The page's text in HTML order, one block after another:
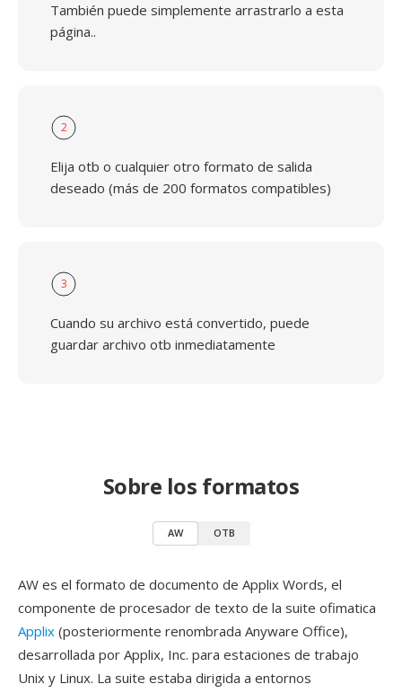
También puede simplemente arrastrarlo a esta
página..
2
Elija otb o cualquier otro formato de salida
deseado (más de 200 formatos compatibles)
3
Cuando su archivo está convertido, puede
guardar archivo otb inmediatamente
Sobre los formatos
AW OTB
AW es el formato de documento de Applix Words, el
componente de procesador de texto de la suite ofimatica
Applix (posteriormente renombrada Anyware Office),
desarrollada por Applix, Inc. para estaciones de trabajo
Unix y Linux. La suite estaba dirigida a entornos